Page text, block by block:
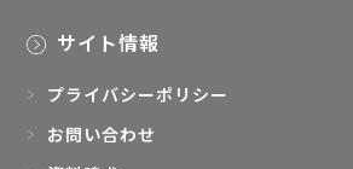
サイト情報
プライバシーポリシー
お問い合わせ